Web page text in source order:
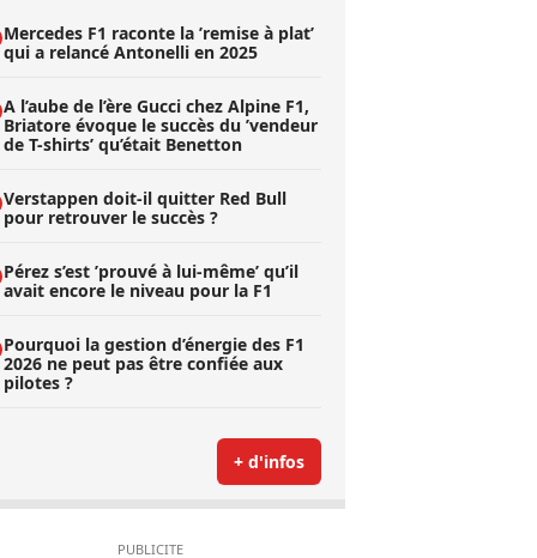
Mercedes F1 raconte la ’remise à plat’
qui a relancé Antonelli en 2025
A l’aube de l’ère Gucci chez Alpine F1,
Briatore évoque le succès du ’vendeur
de T-shirts’ qu’était Benetton
Verstappen doit-il quitter Red Bull
pour retrouver le succès ?
Pérez s’est ’prouvé à lui-même’ qu’il
avait encore le niveau pour la F1
Pourquoi la gestion d’énergie des F1
2026 ne peut pas être confiée aux
pilotes ?
+ d'infos